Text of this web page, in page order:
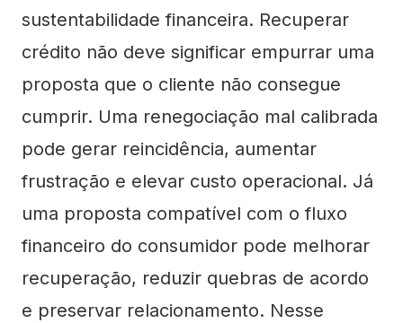
sustentabilidade financeira. Recuperar
crédito não deve significar empurrar uma
proposta que o cliente não consegue
cumprir. Uma renegociação mal calibrada
pode gerar reincidência, aumentar
frustração e elevar custo operacional. Já
uma proposta compatível com o fluxo
financeiro do consumidor pode melhorar
recuperação, reduzir quebras de acordo
e preservar relacionamento. Nesse